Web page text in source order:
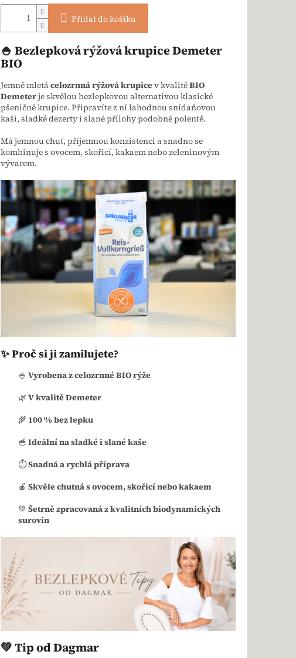
Přidat do košíku
🍚 Bezlepková rýžová krupice Demeter
BIO
Jemně mletácelozrnná rýžová krupicev kvalitěBIO
Demeterje skvělou bezlepkovou alternativou klasické
pšeničné krupice. Připravíte z ní lahodnou snídaňovou
kaši, sladké dezerty i slané přílohy podobné polentě.
Má jemnou chuť, příjemnou konzistenci a snadno se
kombinuje s ovocem, skořicí, kakaem nebo zeleninovým
vývarem.
✨ Proč si ji zamilujete?
🍚 Vyrobena z celozrnné BIO rýže
🌿 V kvalitě Demeter
🌾 100 % bez lepku
🥣 Ideální na sladké i slané kaše
⏱️Snadná a rychlá příprava
🍎 Skvěle chutná s ovocem, skořicí nebo kakaem
💚 Šetrně zpracovaná z kvalitních biodynamických
surovin
💚 Tip od Dagmar